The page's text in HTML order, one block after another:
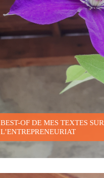
BEST-OF DE MES TEXTES SUR
L’ENTREPRENEURIAT